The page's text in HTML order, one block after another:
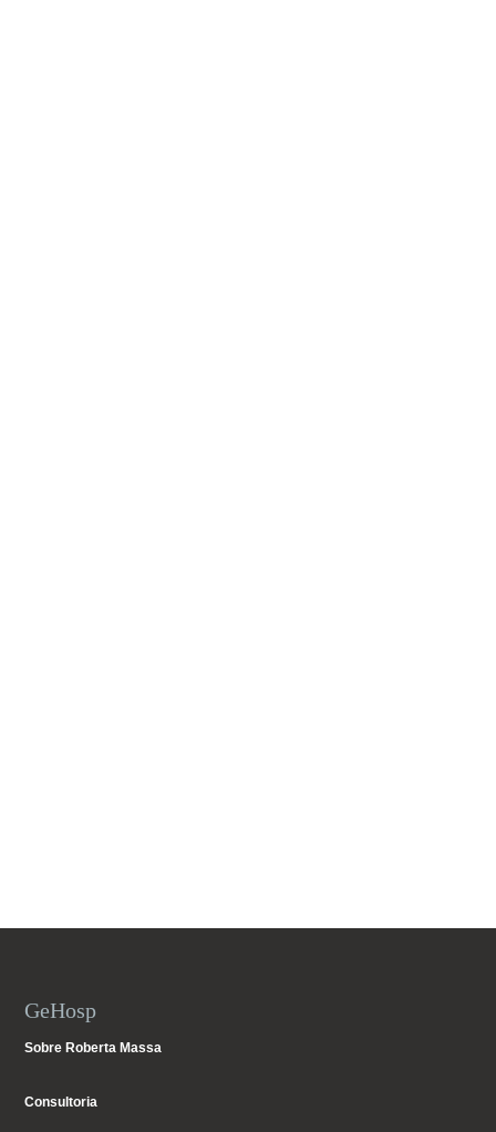
GeHosp
Sobre Roberta Massa
Consultoria